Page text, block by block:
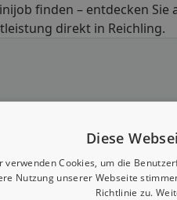
finden – entdecken Sie
direkt in Reichling.
Diese
verwenden Cookies, um die
Nutzung unserer Webseite
Richtlinie zu.